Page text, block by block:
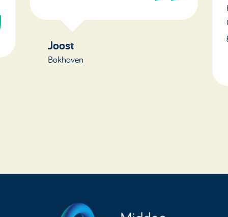
Joost
Bokhoven